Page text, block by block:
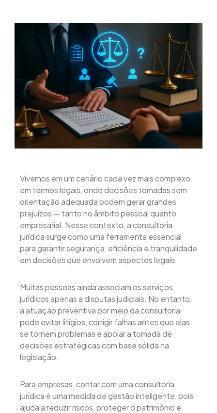
Vivemos em um cenário cada vez mais complexo
em termos legais, onde decisões tomadas sem
orientação adequada podem gerar grandes
prejuízos — tanto no âmbito pessoal quanto
empresarial. Nesse contexto, a consultoria
jurídica surge como uma ferramenta essencial
para garantir segurança, eficiência e tranquilidade
em decisões que envolvem aspectos legais.
Muitas pessoas ainda associam os serviços
jurídicos apenas a disputas judiciais. No entanto,
a atuação preventiva por meio da consultoria
pode evitar litígios, corrigir falhas antes que elas
se tornem problemas e apoiar a tomada de
decisões estratégicas com base sólida na
legislação.
Para empresas, contar com uma consultoria
jurídica é uma medida de gestão inteligente, pois
ajuda a reduzir riscos, proteger o patrimônio e